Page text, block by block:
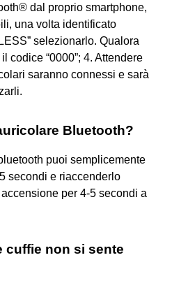
dal proprio smartphone,
una volta identificato
selezionarlo. Qualora
codice “0000”; 4. Attendere
saranno connessi e sarà
Bluetooth?
puoi semplicemente
secondi e riaccenderlo
per 4-5 secondi a
cuffie non si sente